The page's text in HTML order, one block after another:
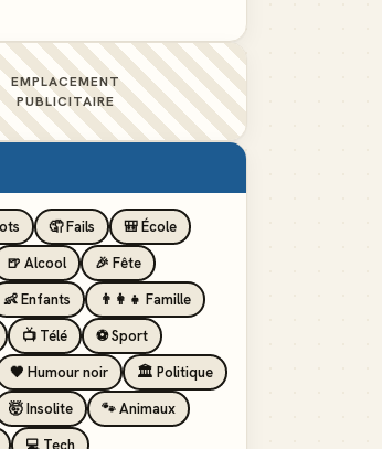
EMPLACEMENT
PUBLICITAIRE
🤦 Fails
🎒 École
🍺 Alcool
🎉 Fête
👶 Enfants
👨‍👩‍👧 Famille
📺 Télé
⚽ Sport
🖤 Humour noir
🏛️ Politique
🤯 Insolite
🐾 Animaux
💻 Tech